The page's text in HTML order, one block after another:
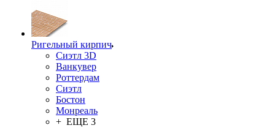
Ригельный кирпич
Сиэтл 3D
Ванкувер
Роттердам
Сиэтл
Бостон
Монреаль
+ ЕЩЕ 3